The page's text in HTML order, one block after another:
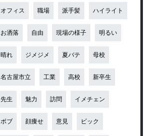
オフィス 職場 派手髪 ハイライト
お洒落 自由 現場の様子 明るい
晴れ ジメジメ 夏バテ 母校
名古屋市立 工業 高校 新卒生
先生 魅力 訪問 イメチェン
ボブ 顔痩せ 意見 ビック